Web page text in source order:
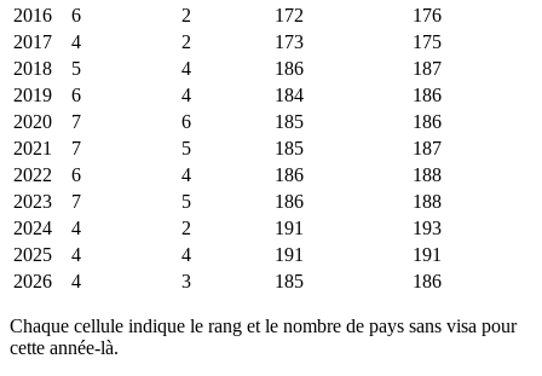
2016
6 2 172
176
2017
4 2 173
175
2018
5 4 186
187
2019
6 4 184
186
2020
7 6 185
186
2021
7 5 185
187
2022
6 4 186
188
2023
7 5 186
188
2024
4 2 191
193
2025
4 4 191
191
2026
4 3 185 186
Chaque cellule indique le rang et le nombre de pays sans visa pour
cette année-là.